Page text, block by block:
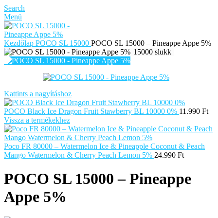
Search
Menü
Kezdőlap POCO SL 15000 POCO SL 15000 – Pineappe Appe 5%
15000 slukk
Kattints a nagyításhoz
POCO Black Ice Dragon Fruit Stawberry BL 10000 0% 11.990 Ft
Vissza a termékekhez
Poco FR 80000 – Watermelon Ice & Pineapple Coconut & Peach
Mango Watermelon & Cherry Peach Lemon 5% 24.990 Ft
POCO SL 15000 – Pineappe
Appe 5%